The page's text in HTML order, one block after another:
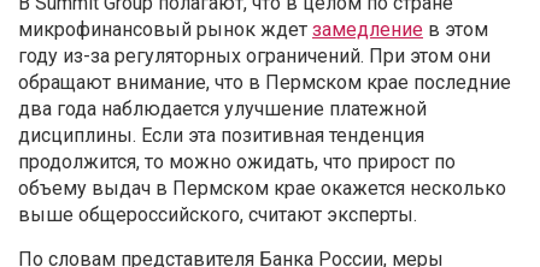
микрофинансовый рынок ждет замедление в этом
году из-за регуляторных ограничений. При этом они
обращают внимание, что в Пермском крае последние
два года наблюдается улучшение платежной
дисциплины. Если эта позитивная тенденция
продолжится, то можно ожидать, что прирост по
объему выдач в Пермском крае окажется несколько
выше общероссийского, считают эксперты.
По словам представителя Банка России, меры